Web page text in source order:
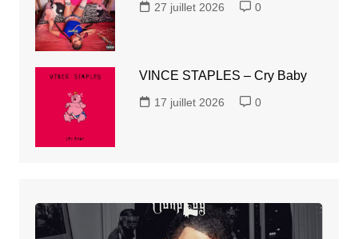
27 juillet 2026 0
VINCE STAPLES – Cry Baby
17 juillet 2026 0
GUNPLAY
–